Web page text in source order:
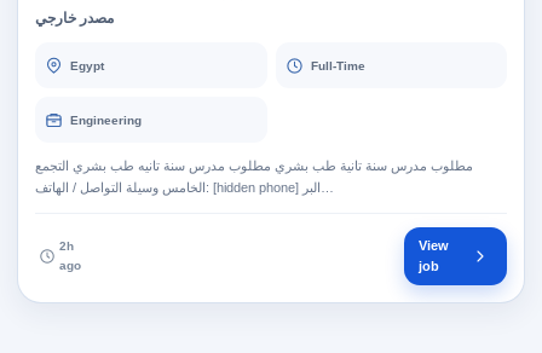
مصدر خارجي
Egypt Full-Time
Engineering
مطلوب مدرس سنة تانية طب بشري مطلوب مدرس سنة تانيه طب بشري التجمع
2h
ago
View
job